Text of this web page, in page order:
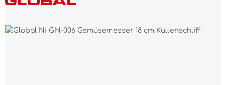
Bildergalerie überspringen